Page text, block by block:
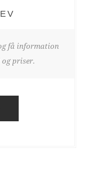
få information
og priser.